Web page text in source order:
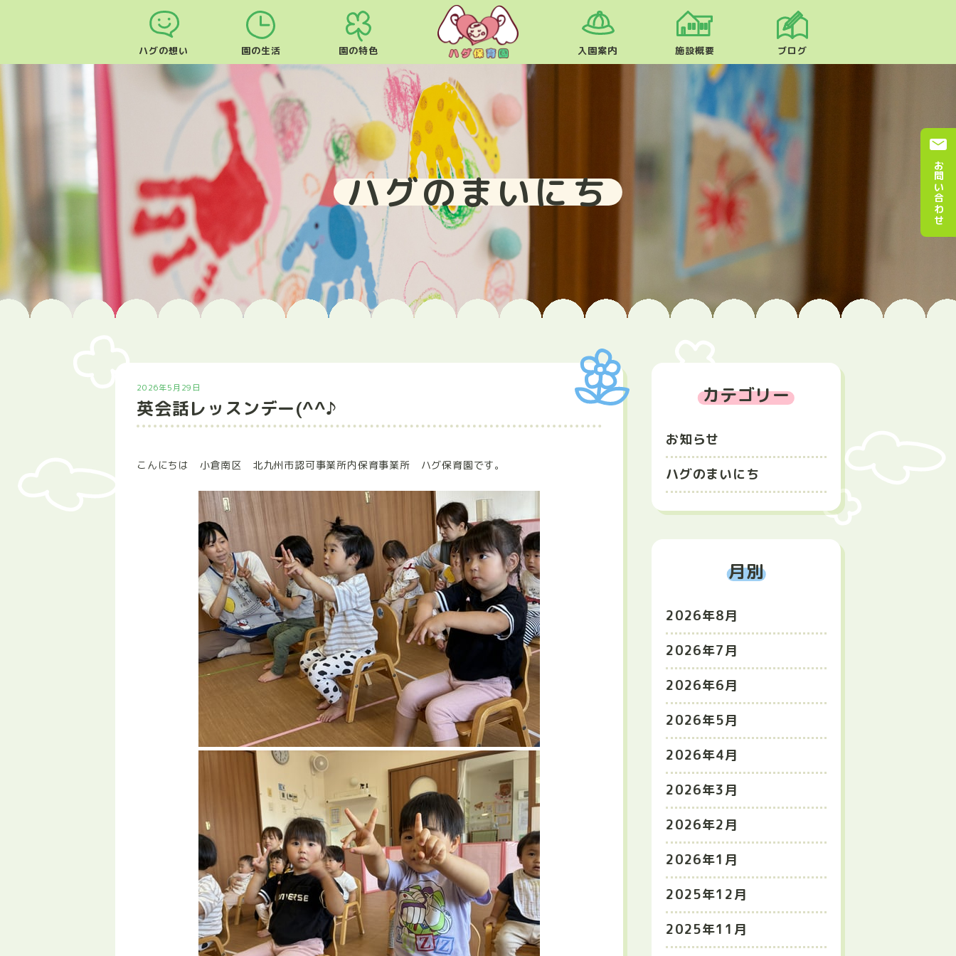
ハグの想い 園の生活 園の特色 入園案内 施設概要 ブログ
ハグのまいにち
2026年5月29日
英会話レッスンデー(^^♪
こんにちは 小倉南区 北九州市認可事業所内保育事業所 ハグ保育園です。
カテゴリー
お知らせ
ハグのまいにち
月別
2026年8月
2026年7月
2026年6月
2026年5月
2026年4月
2026年3月
2026年2月
2026年1月
2025年12月
2025年11月
お問い合わせ